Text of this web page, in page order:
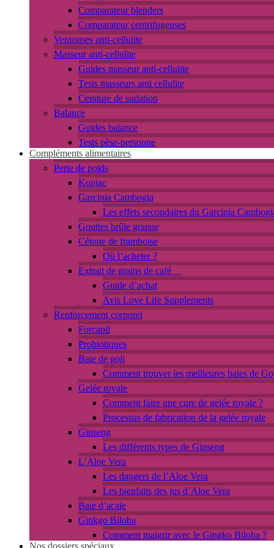
Comparateur blenders
Comparateur centrifugeuses
Ventouses anti-cellulite
Masseur anti-cellulite
Guides masseur anti-cellulite
Tests masseurs anti cellulite
Ceinture de sudation
Balance
Guides balance
Tests pèse-personne
Compléments alimentaires
Perte de poids
Konjac
Garcinia Cambogia
Les effets secondaires du Garcinia
Gouttes brûle graisse
Cétone de framboise
Où l’acheter ?
Extrait de grains de café
Guide d’achat
Avis Love Life Supplements
Renforcement corporel
Forcapil
Probiotiques
Baie de goji
Comment trouver les meilleures baies de
Gelée royale
Comment faire une cure de gelée royale ?
Processus de fabrication de la gelée royale
Ginseng
Les différents types de Ginseng
L’Aloe Vera
Les dangers de l’Aloe Vera
Les bienfaits des jus d’Aloe Vera
Baie d’acaie
Ginkgo Biloba
Comment maigrir avec le Gingko Biloba ?
Nos dossiers spéciaux